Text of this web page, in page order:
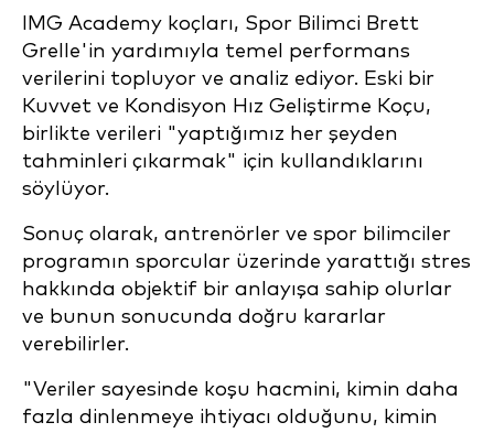
IMG Academy koçları, Spor Bilimci Brett
Grelle'in yardımıyla temel performans
verilerini topluyor ve analiz ediyor. Eski bir
Kuvvet ve Kondisyon Hız Geliştirme Koçu,
birlikte verileri "yaptığımız her şeyden
tahminleri çıkarmak" için kullandıklarını
söylüyor.
Sonuç olarak, antrenörler ve spor bilimciler
programın sporcular üzerinde yarattığı stres
hakkında objektif bir anlayışa sahip olurlar
ve bunun sonucunda doğru kararlar
verebilirler.
"Veriler sayesinde koşu hacmini, kimin daha
fazla dinlenmeye ihtiyacı olduğunu, kimin